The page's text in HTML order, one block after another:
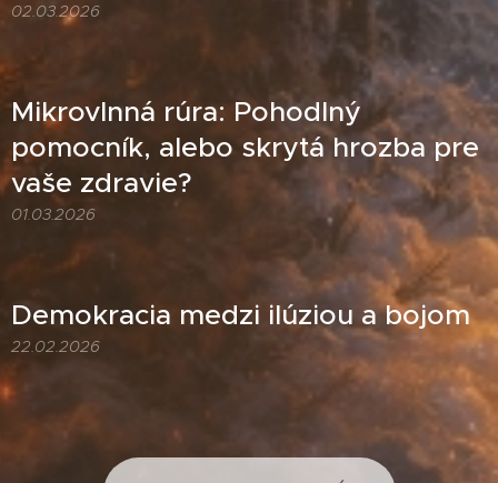
02.03.2026
Mikrovlnná rúra: Pohodlný
pomocník, alebo skrytá hrozba pre
vaše zdravie?
01.03.2026
Demokracia medzi ilúziou a bojom
22.02.2026